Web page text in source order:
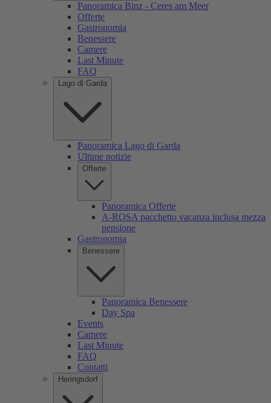
Panoramica Binz - Ceres am Meer
Offerte
Gastronomia
Benessere
Camere
Last Minute
FAQ
Lago di Garda
Panoramica Lago di Garda
Ultime notizie
Offerte
Panoramica Offerte
A-ROSA pacchetto vacanza inclusa mezza
pensione
Gastronomia
Benessere
Panoramica Benessere
Day Spa
Events
Camere
Last Minute
FAQ
Contatti
Heringsdorf